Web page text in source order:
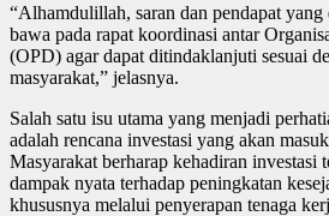
“Alhamdulillah, saran dan pendapat
bawa pada rapat koordinasi antar
(OPD) agar dapat ditindaklanjuti sesuai
masyarakat,” jelasnya.
Salah satu isu utama yang menjadi
adalah rencana investasi yang akan
Masyarakat berharap kehadiran investasi
dampak nyata terhadap peningkatan
khususnya melalui penyerapan tenaga